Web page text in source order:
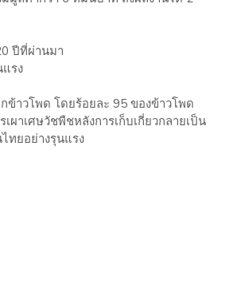
ปีที่ผ่านมา
รง
ข้าวโพด โดยร้อยละ 95 ของข้าวโพด
ผาเศษวัชพืชหลังการเก็บเกี่ยวกลายเป็น
ทยอย่างรุนแรง